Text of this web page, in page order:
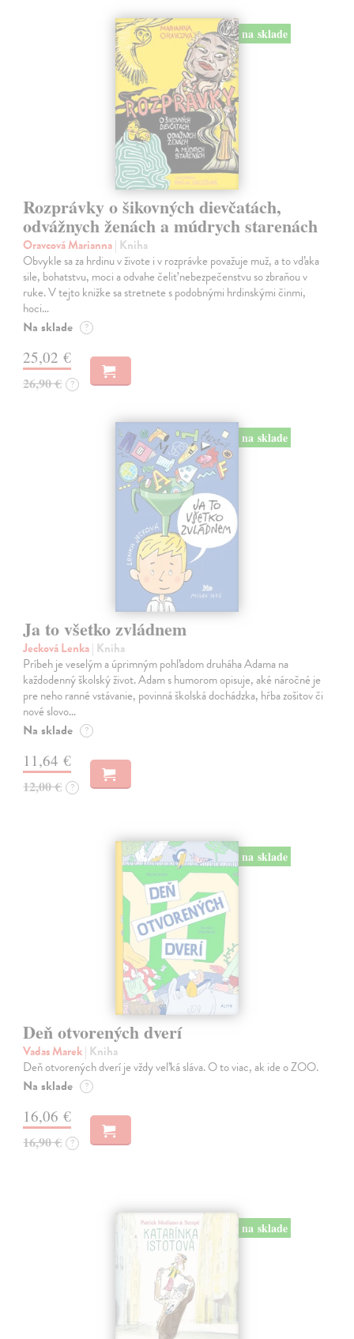
na sklade
Rozprávky o šikovných dievčatách,
odvážnych ženách a múdrych starenách
Oravcová Marianna| Kniha
Obvykle sa za hrdinu v živote i v rozprávke považuje muž, a to vďaka
sile, bohatstvu, moci a odvahe čeliť nebezpečenstvu so zbraňou v
ruke. V tejto knižke sa stretnete s podobnými hrdinskými činmi,
hoci…
Na sklade ?
25,02 €
26,90 € ?
na sklade
Ja to všetko zvládnem
Jecková Lenka| Kniha
Príbeh je veselým a úprimným pohľadom druháha Adama na
každodenný školský život. Adam s humorom opisuje, aké náročné je
pre neho ranné vstávanie, povinná školská dochádzka, hŕba zošitov či
nové slovo…
Na sklade ?
11,64 €
12,00 € ?
na sklade
Deň otvorených dverí
Vadas Marek| Kniha
Deň otvorených dverí je vždy veľká sláva. O to viac, ak ide o ZOO.
Na sklade ?
16,06 €
16,90 € ?
na sklade